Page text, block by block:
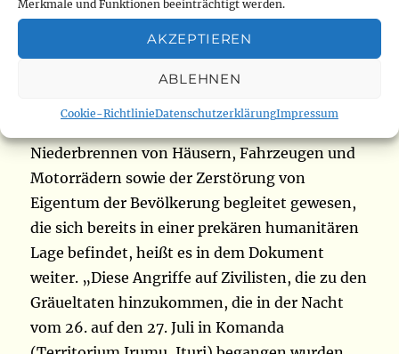
Merkmale und Funktionen beeinträchtigt werden.
AKZEPTIEREN
ABLEHNEN
Cookie-RichtlinieDatenschutzerklärungImpressum
forderten mindestens 52 Zivilisten das Leben,
Zahl der Todesopfer könnte noch steigen“,
heißt es in der Erklärung. Die Gewalt sei von
Niederbrennen von Häusern, Fahrzeugen und
Motorrädern sowie der Zerstörung von
Eigentum der Bevölkerung begleitet gewesen,
die sich bereits in einer prekären humanitären
Lage befindet, heißt es in dem Dokument
weiter. „Diese Angriffe auf Zivilisten, die zu den
Gräueltaten hinzukommen, die in der Nacht
vom 26. auf den 27. Juli in Komanda